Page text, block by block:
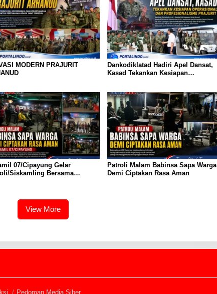
MODERN PRAJURIT
Dankodiklatad Hadiri Apel Dansat,
Kasad Tekankan Kesiapan
07/Cipayung Gelar
Siskamling Bersama
Patroli Malam Babinsa Sapa Warga
Demi Ciptakan Rasa Aman
View More
Pedoman Media Siber